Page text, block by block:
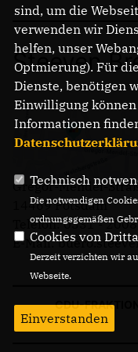
Steeven
Gregor-Mendel-
14469 Potsdam
Telefon: 0331 -
E-Mail:
CDU-
sind, um die
verwenden wir
helfen, unser
Optmierung). Für
Dienste, benötigen
Einwilligung
Informationen
Technisch
Die notwendigen
ordnungsgemäßen
Cookies von
Derzeit verzichten wir
Webseite.
Einverstanden